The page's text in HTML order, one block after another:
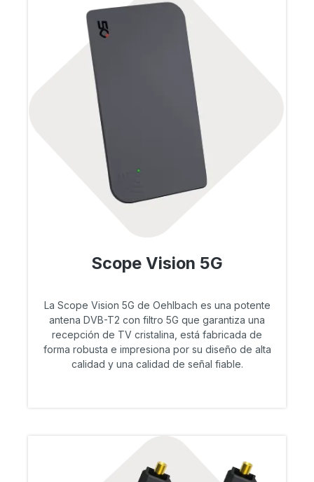
Scope Vision 5G
La Scope Vision 5G de Oehlbach es una potente
antena DVB-T2 con filtro 5G que garantiza una
recepción de TV cristalina, está fabricada de
forma robusta e impresiona por su diseño de alta
calidad y una calidad de señal fiable.